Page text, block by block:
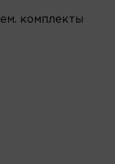
комплекты